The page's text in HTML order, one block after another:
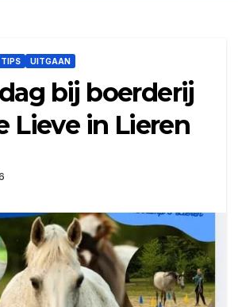
TIPS UITGAAN
bij boerderij
Lieve in Lieren